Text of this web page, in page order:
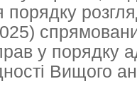
у порядку
Вищого